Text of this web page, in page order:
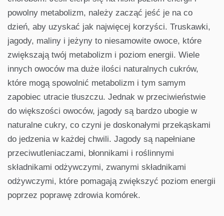
powolny metabolizm, należy zacząć jeść je na co
dzień, aby uzyskać jak najwięcej korzyści. Truskawki,
jagody, maliny i jeżyny to niesamowite owoce, które
zwiększają twój metabolizm i poziom energii. Wiele
innych owoców ma duże ilości naturalnych cukrów,
które mogą spowolnić metabolizm i tym samym
zapobiec utracie tłuszczu. Jednak w przeciwieństwie
do większości owoców, jagody są bardzo ubogie w
naturalne cukry, co czyni je doskonałymi przekąskami
do jedzenia w każdej chwili. Jagody są napełniane
przeciwutleniaczami, błonnikami i roślinnymi
składnikami odżywczymi, zwanymi składnikami
odżywczymi, które pomagają zwiększyć poziom energii
poprzez poprawę zdrowia komórek.